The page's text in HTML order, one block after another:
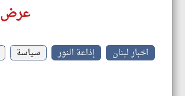
عرض
اخبار لبنان إذاعة النور سياسة